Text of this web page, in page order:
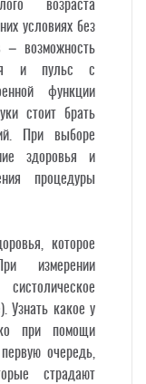
возраста
условиях без
– возможность
и пульс с
функции
стоит брать
При выборе
здоровья и
процедуры
которое
измерении
Узнать какое у
при помощи
очередь,
страдают